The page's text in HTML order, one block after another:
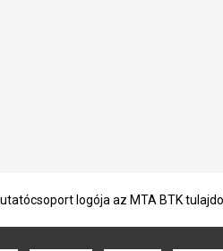
logója az MTA BTK